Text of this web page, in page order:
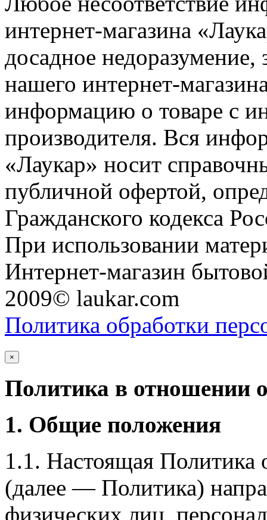
интернет-магазина
досадное недоразумение,
нашего интернет-
информацию о товаре с
производителя. Вся
«Лаукар» носит
публичной офертой,
Гражданского кодекса
При использовании
Интернет-магазин
2009© laukar.com
Политика обработки
×
Политика в отношении
1. Общие положения
1.1. Настоящая Политика
(далее — Политика)
физических лиц,